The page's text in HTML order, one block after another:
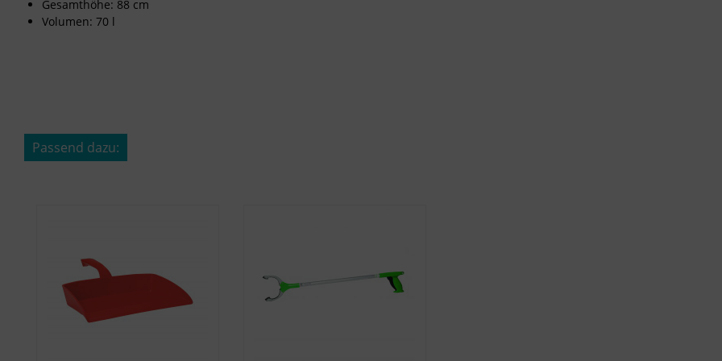
Gesamthöhe: 88 cm
Volumen: 70 l
Passend dazu: